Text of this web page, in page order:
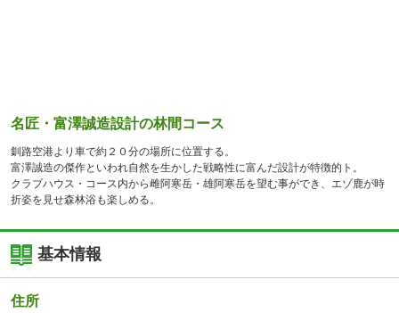
名匠・富澤誠造設計の林間コース
釧路空港より車で約２０分の場所に位置する。
富澤誠造の傑作といわれ自然を生かした戦略性に富んだ設計が特徴的ト。
クラブハウス・コース内から雌阿寒岳・雄阿寒岳を望む事ができ、エゾ鹿が時
折姿を見せ森林浴も楽しめる。
基本情報
住所